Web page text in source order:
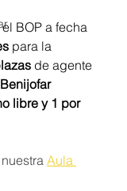
BOP a fecha
para la
de agente
Benijofar
libre y 1 por
Aula